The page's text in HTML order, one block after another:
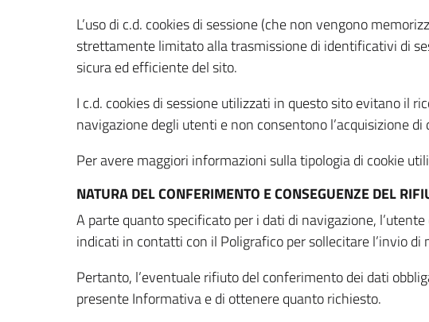
L’uso di c.d. cookies di sessione (che non vengono
strettamente limitato alla trasmissione di identificativi di
sicura ed efficiente del sito.
I c.d. cookies di sessione utilizzati in questo sito evitano il
navigazione degli utenti e non consentono l’acquisizione
Per avere maggiori informazioni sulla tipologia di cookie
NATURA DEL CONFERIMENTO E CONSEGUENZE DEL
A parte quanto specificato per i dati di navigazione,
indicati in contatti con il Poligrafico per sollecitare l’invio
Pertanto, l’eventuale rifiuto del conferimento dei dati
presente Informativa e di ottenere quanto richiesto.